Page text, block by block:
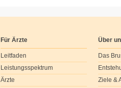
Für Ärzte
Leitfaden
Leistungsspektrum
Ärzte
Über
Das
Ziele &